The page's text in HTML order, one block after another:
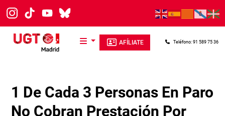
Pasar al contenido principal
AFÍLIATE Teléfono: 91 589 75 36
1 De Cada 3 Personas En Paro
No Cobran Prestación Por